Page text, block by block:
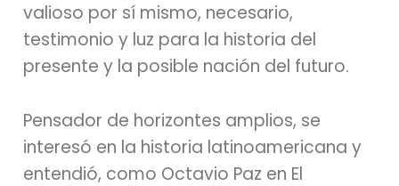
valioso por sí mismo, necesario,
testimonio y luz para la historia del
presente y la posible nación del futuro.
Pensador de horizontes amplios, se
interesó en la historia latinoamericana y
entendió, como Octavio Paz en El